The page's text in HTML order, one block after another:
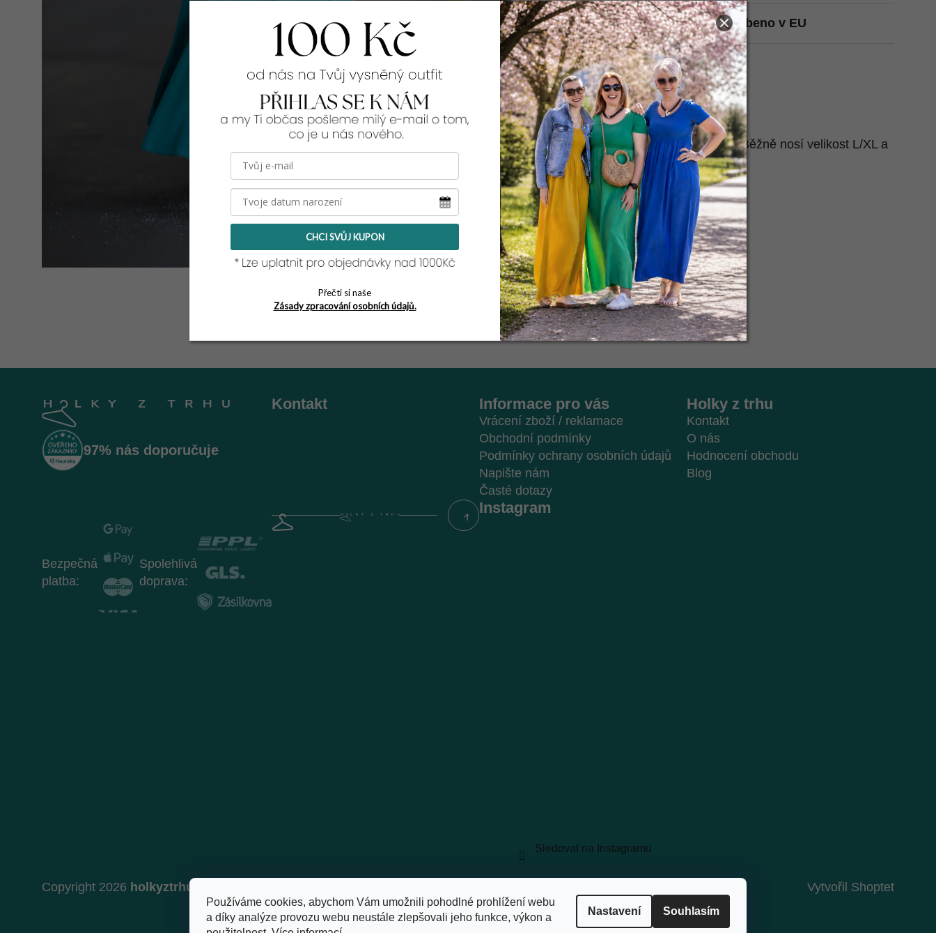
Používáme cookies, abychom Vám umožnili pohodlné prohlížení webu
a díky analýze provozu webu neustále zlepšovali jeho funkce, výkon a
Nastavení Souhlasím
Rozměry:
v pase v klidu - natažená:2x 40-53 cm
přes boky:2x 95 cm
délka:101 cm
Tento model pro tebe nafotila naše Péťa. Běžně nosí velikost L/XL a
její míry najdeš zde.
99% spokojenost na Heurece Vyrobeno v EU
97% nás doporučuje
Kontakt Informace pro vás
Vrácení zboží / reklamace
Obchodní podmínky
Podmínky ochrany osobních údajů
Napište nám
Časté dotazy
Holky z trhu
Kontakt
O nás
Hodnocení obchodu
Blog
Bezpečná
platba:
Spolehlivá
doprava:
Instagram
Sledovat na Instagramu
Vytvořil Shoptet
Copyright 2026 holkyztrhu.cz
CHCI SVŮJ KUPON
Přečti si naše
Zásady zpracování osobních údajů.